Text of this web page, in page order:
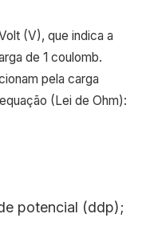
(V), que indica a
de 1 coulomb.
pela carga
(Lei de Ohm):
potencial (ddp);